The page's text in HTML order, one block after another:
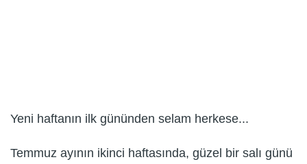
Yeni haftanın ilk gününden selam herkese...
Temmuz ayının ikinci haftasında, güzel bir salı günü